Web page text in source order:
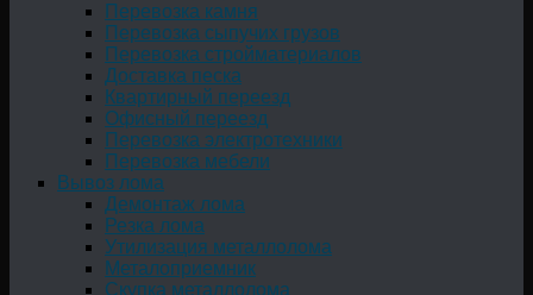
Перевозка камня
Перевозка сыпучих грузов
Перевозка стройматериалов
Доставка песка
Квартирный переезд
Офисный переезд
Перевозка электротехники
Перевозка мебели
Вывоз лома
Демонтаж лома
Резка лома
Утилизация металлолома
Металоприемник
Скупка металлолома